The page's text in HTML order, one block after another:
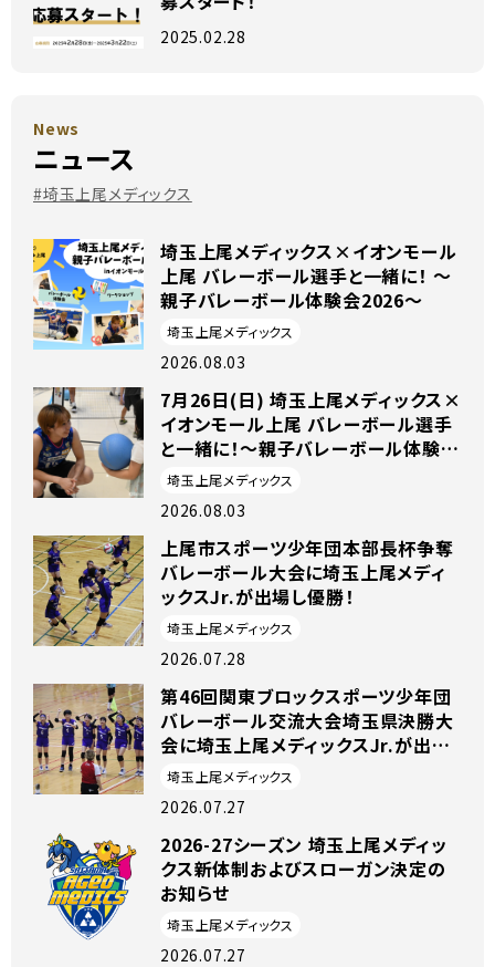
2025.02.28
News
ニュース
#埼玉上尾メディックス
埼玉上尾メディックス×イオンモール
上尾 バレーボール選手と一緒に！ ～
親子バレーボール体験会2026～
埼玉上尾メディックス
2026.08.03
7月26日(日) 埼玉上尾メディックス×
イオンモール上尾 バレーボール選手
と一緒に！～親子バレーボール体験会
2026～
埼玉上尾メディックス
2026.08.03
上尾市スポーツ少年団本部長杯争奪
バレーボール大会に埼玉上尾メディ
ックスJr.が出場し優勝！
埼玉上尾メディックス
2026.07.28
第46回関東ブロックスポーツ少年団
バレーボール交流大会埼玉県決勝大
会に埼玉上尾メディックスJr.が出場
しました！
埼玉上尾メディックス
2026.07.27
2026-27シーズン 埼玉上尾メディッ
クス新体制およびスローガン決定の
お知らせ
埼玉上尾メディックス
2026.07.27